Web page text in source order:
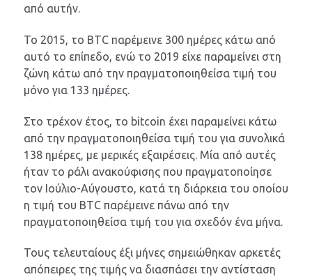
από αυτήν.
Το 2015, το BTC παρέμεινε 300 ημέρες κάτω από
αυτό το επίπεδο, ενώ το 2019 είχε παραμείνει στη
ζώνη κάτω από την πραγματοποιηθείσα τιμή του
μόνο για 133 ημέρες.
Στο τρέχον έτος, το bitcoin έχει παραμείνει κάτω
από την πραγματοποιηθείσα τιμή του για συνολικά
138 ημέρες, με μερικές εξαιρέσεις. Μία από αυτές
ήταν το ράλι ανακούφισης που πραγματοποίησε
τον Ιούλιο-Αύγουστο, κατά τη διάρκεια του οποίου
η τιμή του BTC παρέμεινε πάνω από την
πραγματοποιηθείσα τιμή του για σχεδόν ένα μήνα.
Τους τελευταίους έξι μήνες σημειώθηκαν αρκετές
απόπειρες της τιμής να διασπάσει την αντίσταση